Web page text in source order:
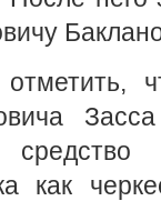
как